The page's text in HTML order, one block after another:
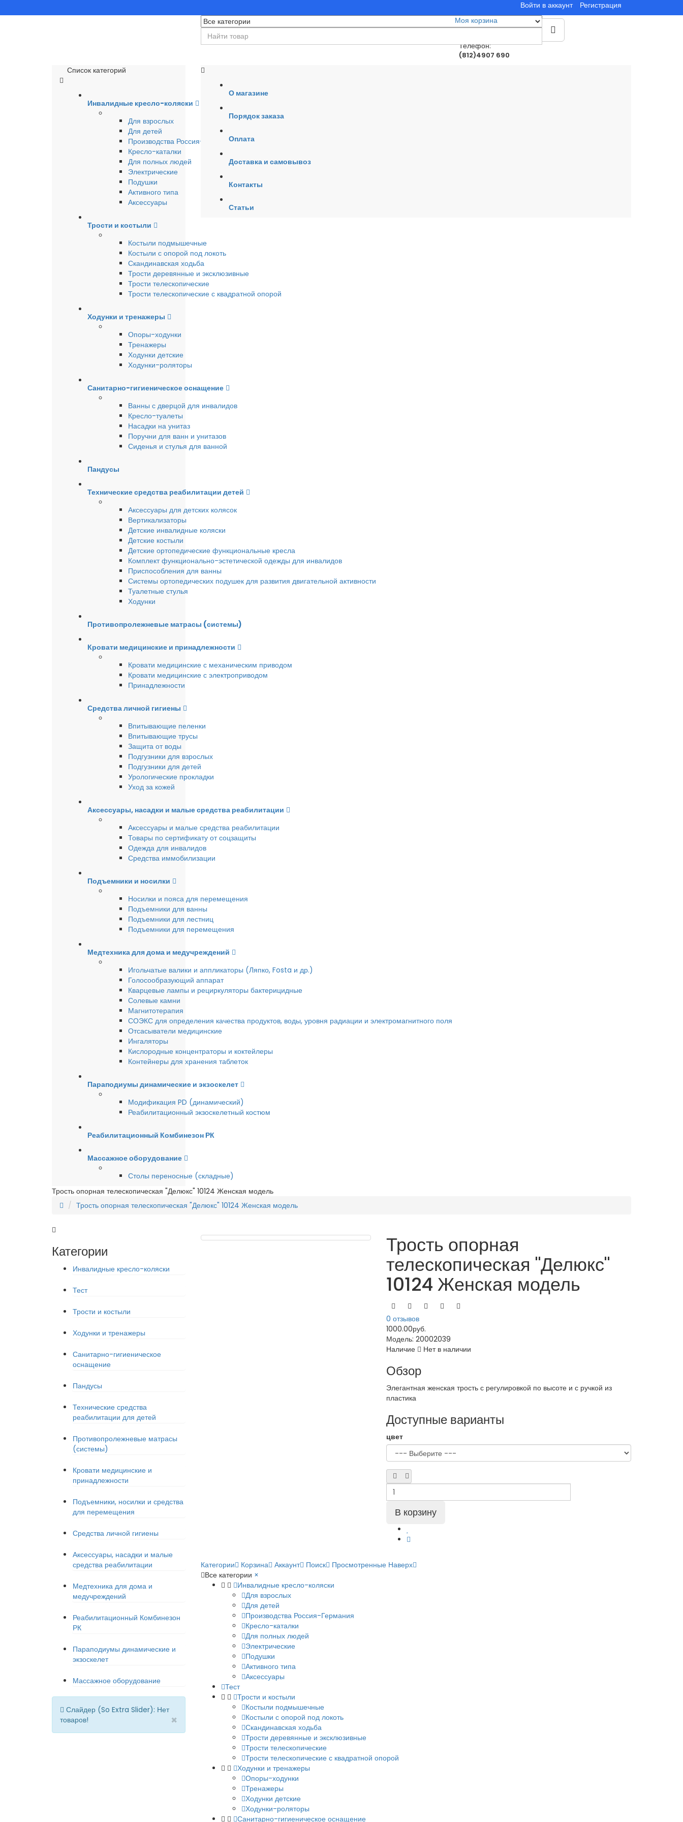
Войти в аккаунт
Регистрация
Моя корзина
Телефон:
(812)4907 690
Список категорий
Инвалидные кресло-коляски
Для взрослых
Для детей
Производства Россия-Германия
Кресло-каталки
Для полных людей
Электрические
Подушки
Активного типа
Аксессуары
Трости и костыли
Костыли подмышечные
Костыли с опорой под локоть
Скандинавская ходьба
Трости деревянные и эксклюзивные
Трости телескопические
Трости телескопические с квадратной опорой
Ходунки и тренажеры
Опоры-ходунки
Тренажеры
Ходунки детские
Ходунки-роляторы
Санитарно-гигиеническое оснащение
Ванны с дверцой для инвалидов
Кресло-туалеты
Насадки на унитаз
Поручни для ванн и унитазов
Сиденья и стулья для ванной
Пандусы
Технические средства реабилитации детей
Аксессуары для детских колясок
Вертикализаторы
Детские инвалидные коляски
Детские костыли
Детские ортопедические функциональные кресла
Комплект функционально-эстетической одежды для инвалидов
Приспособления для ванны
Системы ортопедических подушек для развития двигательной активности
Туалетные стулья
Ходунки
Противопролежневые матрасы (системы)
Кровати медицинские и принадлежности
Кровати медицинские с механическим приводом
Кровати медицинские с электроприводом
Принадлежности
Средства личной гигиены
Впитывающие пеленки
Впитывающие трусы
Защита от воды
Подгузники для взрослых
Подгузники для детей
Урологические прокладки
Уход за кожей
Аксессуары, насадки и малые средства реабилитации
Аксессуары и малые средства реабилитации
Товары по сертификату от соцзащиты
Одежда для инвалидов
Средства иммобилизации
Подъемники и носилки
Носилки и пояса для перемещения
Подъемники для ванны
Подъемники для лестниц
Подъемники для перемещения
Медтехника для дома и медучреждений
Игольчатые валики и аппликаторы (Ляпко, Fosta и др.)
Голосообразующий аппарат
Кварцевые лампы и рециркуляторы бактерицидные
Солевые камни
Магнитотерапия
СОЭКС для определения качества продуктов, воды, уровня радиации и электромагнитного поля
Отсасыватели медицинские
Ингаляторы
Кислородные концентраторы и коктейлеры
Контейнеры для хранения таблеток
Параподиумы динамические и экзоскелет
Модификация PD (динамический)
Реабилитационный экзоскелетный костюм
Реабилитационный Комбинезон РК
Массажное оборудование
Столы переносные (складные)
О магазине
Порядок заказа
Оплата
Доставка и самовывоз
Контакты
Статьи
Трость опорная телескопическая "Делюкс" 10124 Женская модель
Трость опорная телескопическая "Делюкс" 10124 Женская модель
Категории
Инвалидные кресло-коляски
Тест
Трости и костыли
Ходунки и тренажеры
Санитарно-гигиеническое
оснащение
Пандусы
Технические средства
реабилитации для детей
Противопролежневые матрасы
(системы)
Кровати медицинские и
принадлежности
Подъемники, носилки и средства
для перемещения
Средства личной гигиены
Аксессуары, насадки и малые
средства реабилитации
Медтехника для дома и
медучреждений
Реабилитационный Комбинезон
РК
Параподиумы динамические и
экзоскелет
Массажное оборудование
Слайдер (So Extra Slider): Нет
товаров!
×
Трость опорная
телескопическая "Делюкс"
10124 Женская модель
0 отзывов
1000.00руб.
Модель:20002039
Наличие
Нет в наличии
Обзор
Элегантная женская трость с регулировкой по высоте и с ручкой из
пластика
Доступные варианты
цвет
Категории Корзина Аккаунт Поиск Просмотренные Наверх
Все категории ×
Инвалидные кресло-коляски
Для взрослых
Для детей
Производства Россия-Германия
Кресло-каталки
Для полных людей
Электрические
Подушки
Активного типа
Аксессуары
Тест
Трости и костыли
Костыли подмышечные
Костыли с опорой под локоть
Скандинавская ходьба
Трости деревянные и эксклюзивные
Трости телескопические
Трости телескопические с квадратной опорой
Ходунки и тренажеры
Опоры-ходунки
Тренажеры
Ходунки детские
Ходунки-роляторы
Санитарно-гигиеническое оснащение